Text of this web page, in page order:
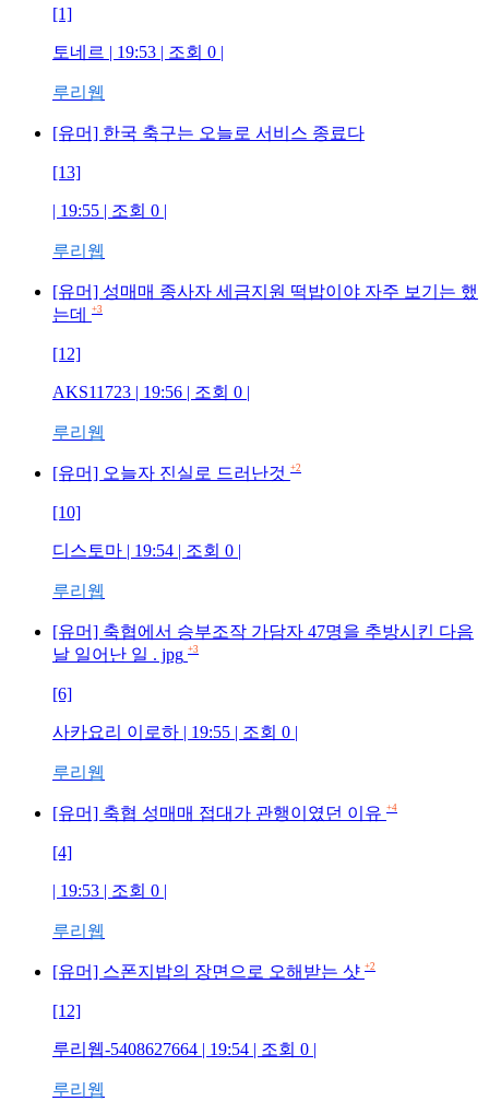
[1]
토네르 | 19:53 | 조회 0 |
루리웹
[유머] 한국 축구는 오늘로 서비스 종료다
[13]
| 19:55 | 조회 0 |
루리웹
[유머] 성매매 종사자 세금지원 떡밥이야 자주 보기는 했
는데
+3
[12]
AKS11723 | 19:56 | 조회 0 |
루리웹
[유머] 오늘자 진실로 드러난것 +2
[10]
디스토마 | 19:54 | 조회 0 |
루리웹
[유머] 축협에서 승부조작 가담자 47명을 추방시킨 다음
날 일어난 일 . jpg +3
[6]
사카요리 이로하 | 19:55 | 조회 0 |
루리웹
[유머] 축협 성매매 접대가 관행이였던 이유 +4
[4]
| 19:53 | 조회 0 |
루리웹
[유머] 스폰지밥의 장면으로 오해받는 샷 +2
[12]
루리웹-5408627664 | 19:54 | 조회 0 |
루리웹